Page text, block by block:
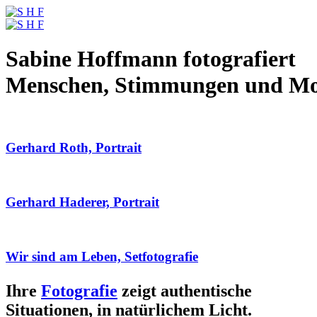
Sabine Hoffmann fotografiert
Menschen, Stimmungen und
Gerhard Roth, Portrait
Gerhard Haderer, Portrait
Wir sind am Leben, Setfotografie
Ihre Fotografie zeigt authentische
Situationen, in natürlichem Licht.